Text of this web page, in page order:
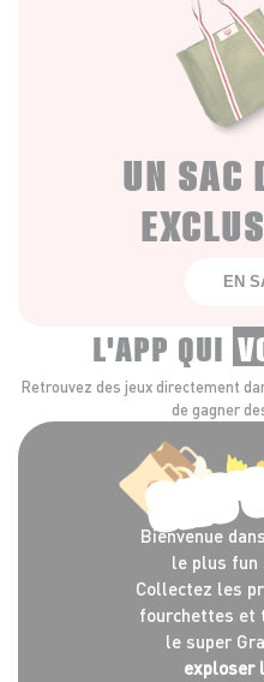
UN SAC
EN
L'APP QUI
Retrouvez des jeux directement
de gagner
Bienvenue
le plus fun
Collectez les
fourchettes et
le super
exploser